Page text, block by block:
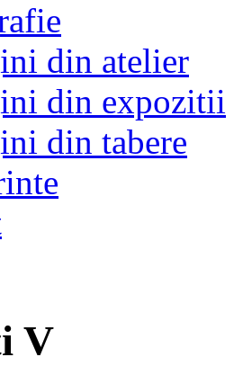
din atelier
din expozitii
din tabere
V